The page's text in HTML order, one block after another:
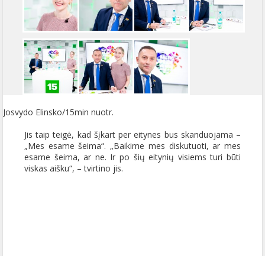
Josvydo Elinsko/15min nuotr.
Jis taip teigė, kad šįkart per eitynes bus skanduojama –
„Mes esame šeima“. „Baikime mes diskutuoti, ar mes
esame šeima, ar ne. Ir po šių eitynių visiems turi būti
viskas aišku“, – tvirtino jis.